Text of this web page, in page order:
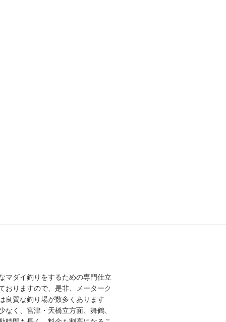
マダイ釣りをするための専門仕立
おりますので、是非、メーターク
良質な釣り場が数多くあります
く、宮津・天橋立方面、舞鶴、